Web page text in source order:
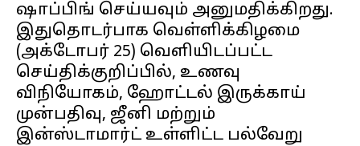
ஷாப்பிங் செய்யவும் அனுமதிக்கிறது.
இதுதொடர்பாக வெள்ளிக்கிழமை
(அக்டோபர் 25) வெளியிடப்பட்ட
செய்திக்குறிப்பில், உணவு
விநியோகம், ஹோட்டல் இருக்காய்
முன்பதிவு, ஜீனி மற்றும்
இன்ஸ்டாமார்ட் உள்ளிட்ட பல்வேறு